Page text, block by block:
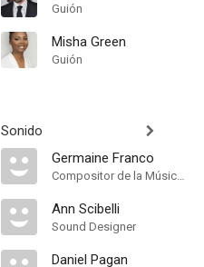
Guión
Misha Green
Guión
Sonido
Germaine Franco
Compositor de la Música Original
Ann Scibelli
Sound Designer
Daniel Pagan